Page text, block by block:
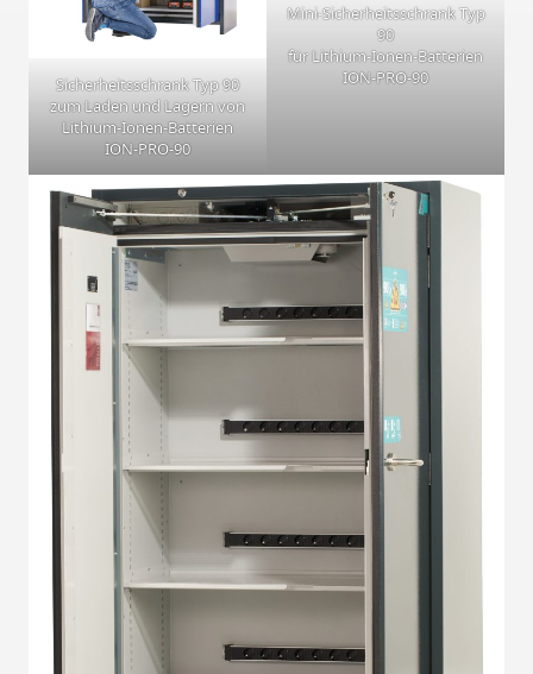
Sicherheitsschrank Typ 90
zum Laden und Lagern von
Lithium-Ionen-Batterien
ION-PRO-90
Mini-Sicherheitsschrank Typ
90
für Lithium-Ionen-Batterien
ION-PRO-90